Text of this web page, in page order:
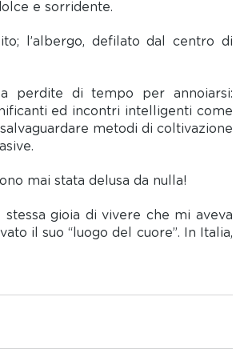
e sorridente.
l’albergo, defilato dal centro di
perdite di tempo per annoiarsi:
ed incontri intelligenti come
metodi di coltivazione
mai stata delusa da nulla!
gioia di vivere che mi aveva
il suo “luogo del cuore”. In Italia,